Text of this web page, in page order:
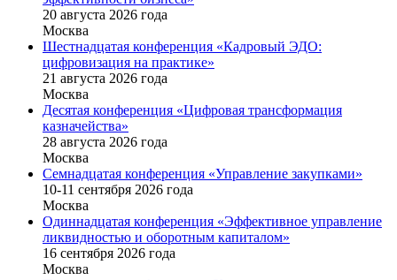
20 августа 2026 года
Москва
Шестнадцатая конференция «Кадровый ЭДО:
цифровизация на практике»
21 августа 2026 года
Москва
Десятая конференция «Цифровая трансформация
казначейства»
28 августа 2026 года
Москва
Семнадцатая конференция «Управление закупками»
10-11 сентября 2026 года
Москва
Одиннадцатая конференция «Эффективное управление
ликвидностью и оборотным капиталом»
16 cентября 2026 года
Москва